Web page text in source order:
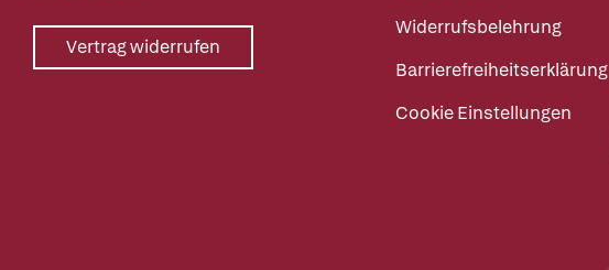
Vertrag widerrufen
Widerrufsbelehrung
Barrierefreiheitserklärung
Cookie Einstellungen